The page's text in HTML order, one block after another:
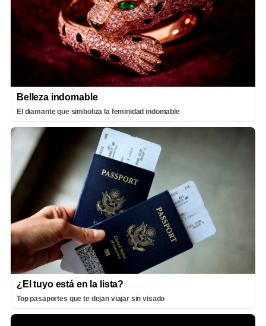
Belleza indomable
El diamante que simboliza la feminidad indomable
¿El tuyo está en la lista?
Top pasaportes que te dejan viajar sin visado